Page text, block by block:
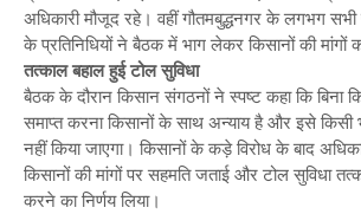
अधिकारी मौजूद रहे। वहीं गौतमबुद्धनगर के लगभग
के प्रतिनिधियों ने बैठक में भाग लेकर किसानों की मांगों
तत्काल बहाल हुई टोल सुविधा
बैठक के दौरान किसान संगठनों ने स्पष्ट कहा कि बिना
समाप्त करना किसानों के साथ अन्याय है और इसे किसी
नहीं किया जाएगा। किसानों के कड़े विरोध के बाद
किसानों की मांगों पर सहमति जताई और टोल सुविधा
करने का निर्णय लिया।